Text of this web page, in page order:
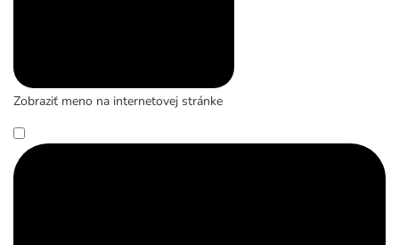
Zobraziť meno na internetovej stránke